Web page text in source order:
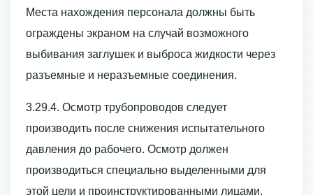
Места нахождения персонала должны быть
ограждены экраном на случай возможного
выбивания заглушек и выброса жидкости через
разъемные и неразъемные соединения.
3.29.4. Осмотр трубопроводов следует
производить после снижения испытательного
давления до рабочего. Осмотр должен
производиться специально выделенными для
этой цели и проинструктированными лицами.